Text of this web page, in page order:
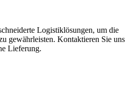
Logistiklösungen, um die
gewährleisten. Kontaktieren Sie uns
Lieferung.